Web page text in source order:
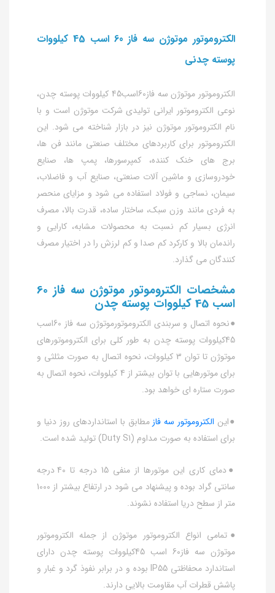
الکتروموتور موتوژن سه فاز 60 اسب 45 کیلووات
پوسته چدنی
الکتروموتور موتوژن سه فاز60اسب45 کیلووات پوسته چدن،
نوعی الکتروموتور ایرانی تولیدی شرکت موتوژن است و با
نام الکتروموتور موتوژن نیز در بازار شناخته می شود. این
الکتروموتور برای کاربردهای مختلف صنعتی مانند فن ها،
برج های خنک کننده، کمپرسورها، پمپ ها، صنایع
خودروسازی و ماشین آلات صنعتی، صنایع آب و فاضلاب،
سیمان، نساجی و فولاد استفاده می شود و مزایای منحصر
به فردی مانند وزن سبک، ساختار ساده، قدرت بالا، مصرف
انرژی بسیار کم نسبت به محصولات مشابه، کارایی و
راندمان بالا و کارکرد کم صدا و کم لرزش را در اختیار مصرف
کنندگان می گذارد.
مشخصات الکتروموتور موتوژن سه فاز 60
اسب 45 کیلووات پوسته چدن
●نحوه اتصال و سربندی الکتروموتورموتوژن سه فاز 60اسب
45کیلووات پوسته چدن به طور کلی برای الکتروموتورهای
موتوژن تا توان 3 کیلووات، نحوه اتصال به صورت مثلثی و
برای موتورهایی با توان بیشتر از 4 کیلووات، نحوه اتصال به
صورت ستاره ای خواهد بود.
●این الکتروموتور سه فاز مطابق با استانداردهای روز دنیا و
برای استفاده به صورت مداوم (Duty S1) تولید شده است.
●دمای کاری این موتورها از منفی 15 درجه تا 40 درجه
سانتی گراد بوده و پیشنهاد می شود در ارتفاع بیشتر از 1000
متر از سطح دریا استفاده نشوند.
●تمامی انواع الکتروموتور موتوژن از جمله الکتروموتور
موتوژن سه فاز60 اسب 45کیلووات پوسته چدن دارای
استاندارد محفاظتی IP55 بوده و در برابر نفوذ گرد و غبار و
پاشش قطرات آب مقاومت بالایی دارند.